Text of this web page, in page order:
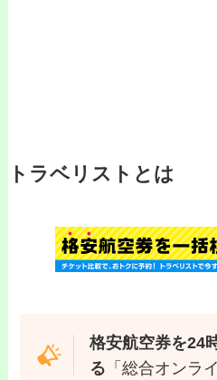
トラベリストとは
格安航空券を24
る 「総合オンラ